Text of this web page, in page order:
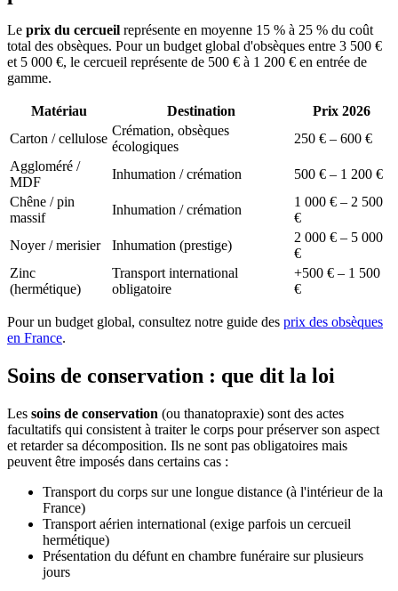
Le prix du cercueil représente en moyenne 15 % à 25 % du coût
total des obsèques. Pour un budget global d'obsèques entre 3 500 €
et 5 000 €, le cercueil représente de 500 € à 1 200 € en entrée de
gamme.
Matériau Destination
Prix 2026
Carton / cellulose
Crémation, obsèques
écologiques
250 € – 600 €
Aggloméré /
MDF
Inhumation / crémation
500 € – 1 200 €
Chêne / pin
massif
Inhumation / crémation
1 000 € – 2 500
€
Noyer / merisier
Inhumation (prestige)
2 000 € – 5 000
€
Zinc
(hermétique)
Transport international
obligatoire
+500 € – 1 500
€
Pour un budget global, consultez notre guide des prix des obsèques
en France.
Soins de conservation : que dit la loi
Les soins de conservation (ou thanatopraxie) sont des actes
facultatifs qui consistent à traiter le corps pour préserver son aspect
et retarder sa décomposition. Ils ne sont pas obligatoires mais
peuvent être imposés dans certains cas :
Transport du corps sur une longue distance (à l'intérieur de la
France)
Transport aérien international (exige parfois un cercueil
hermétique)
Présentation du défunt en chambre funéraire sur plusieurs
jours